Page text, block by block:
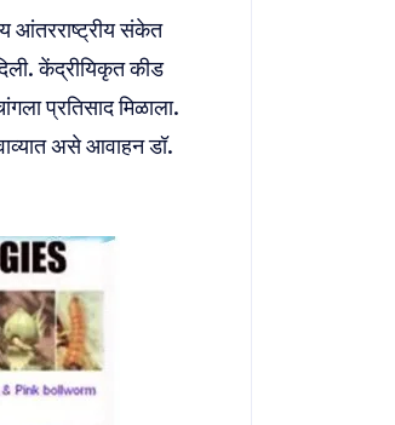
आंतरराष्ट्रीय संकेत
केंद्रीयिकृत कीड
प्रतिसाद मिळाला.
असे आवाहन डॉ.